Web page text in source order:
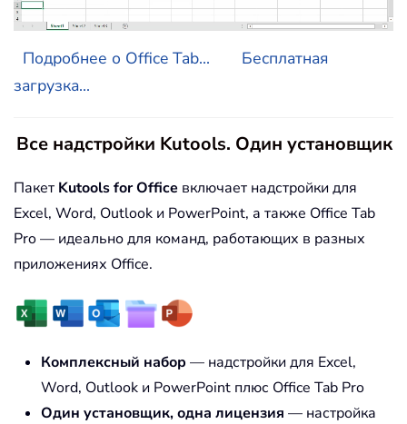
Подробнее о Office Tab...
Бесплатная
загрузка...
Все надстройки Kutools. Один установщик
Пакет Kutools for Office включает надстройки для
Excel, Word, Outlook и PowerPoint, а также Office Tab
Pro — идеально для команд, работающих в разных
приложениях Office.
Комплексный набор — надстройки для Excel,
Word, Outlook и PowerPoint плюс Office Tab Pro
Один установщик, одна лицензия — настройка